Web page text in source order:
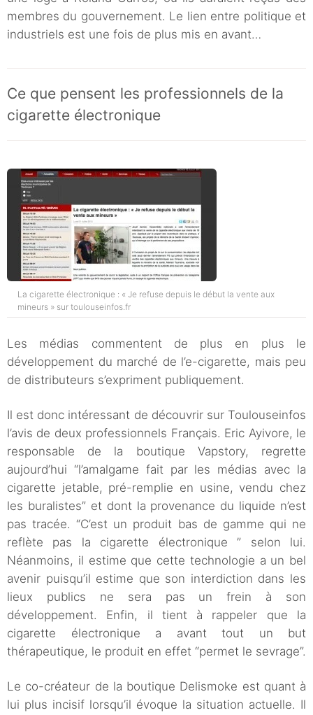
membres du gouvernement. Le lien entre politique et
industriels est une fois de plus mis en avant…
Ce que pensent les professionnels de la
cigarette électronique
La cigarette électronique : « Je refuse depuis le début la vente aux
mineurs » sur toulouseinfos.fr
Les médias commentent de plus en plus le
développement du marché de l’e-cigarette, mais peu
de distributeurs s’expriment publiquement.
Il est donc intéressant de découvrir sur Toulouseinfos
l’avis de deux professionnels Français. Eric Ayivore, le
responsable de la boutique Vapstory, regrette
aujourd’hui “l’amalgame fait par les médias avec la
cigarette jetable, pré-remplie en usine, vendu chez
les buralistes” et dont la provenance du liquide n’est
pas tracée. “C’est un produit bas de gamme qui ne
reflète pas la cigarette électronique ” selon lui.
Néanmoins, il estime que cette technologie a un bel
avenir puisqu’il estime que son interdiction dans les
lieux publics ne sera pas un frein à son
développement. Enfin, il tient à rappeler que la
cigarette électronique a avant tout un but
thérapeutique, le produit en effet “permet le sevrage”.
Le co-créateur de la boutique Delismoke est quant à
lui plus incisif lorsqu’il évoque la situation actuelle. Il